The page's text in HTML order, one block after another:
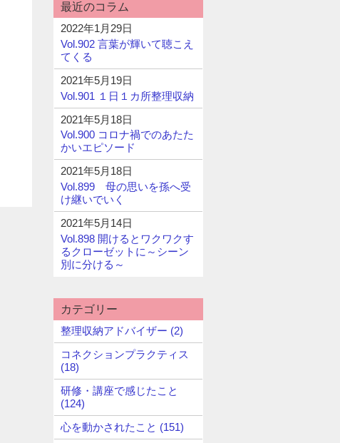
最近のコラム
2022年1月29日
Vol.902 言葉が輝いて聴こえ
てくる
2021年5月19日
Vol.901 １日１カ所整理収納
2021年5月18日
Vol.900 コロナ禍でのあたた
かいエピソード
2021年5月18日
Vol.899 母の思いを孫へ受
け継いでいく
2021年5月14日
Vol.898 開けるとワクワクす
るクローゼットに～シーン
別に分ける～
カテゴリー
整理収納アドバイザー (2)
コネクションプラクティス
(18)
研修・講座で感じたこと
(124)
心を動かされたこと (151)